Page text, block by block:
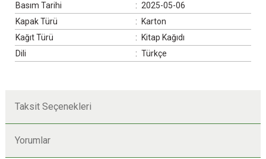
Basım Tarihi
: 2025-05-06
Kapak Türü
:
Karton
Kağıt Türü
:
Kitap Kağıdı
Dili
: Türkçe
Taksit Seçenekleri
Yorumlar